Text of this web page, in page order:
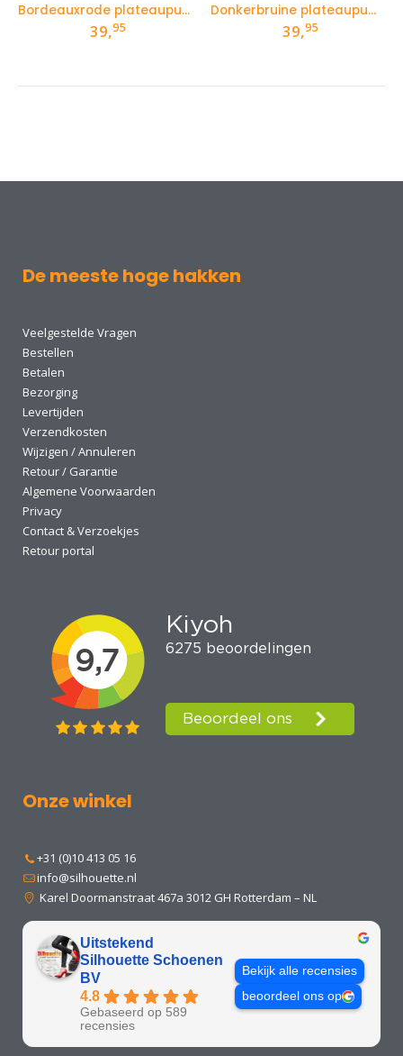
Bordeauxrode plateaupumps met hoge hak en enkelbandje
39,95
Donkerbruine plateaupumps met hoge hak en enkelbandje
39,95
De meeste hoge hakken
Veelgestelde Vragen
Bestellen
Betalen
Bezorging
Levertijden
Verzendkosten
Wijzigen / Annuleren
Retour / Garantie
Algemene Voorwaarden
Privacy
Contact & Verzoekjes
Retour portal
Onze winkel
+31 (0)10 413 05 16
info@silhouette.nl
Karel Doormanstraat 467a 3012 GH Rotterdam – NL
Uitstekend
Silhouette Schoenen
BV
4.8
Gebaseerd op 589
recensies
Bekijk alle recensies
beoordeel ons op